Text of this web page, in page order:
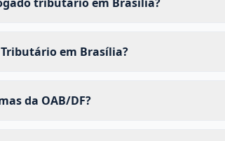
em Brasília?
da OAB/DF?